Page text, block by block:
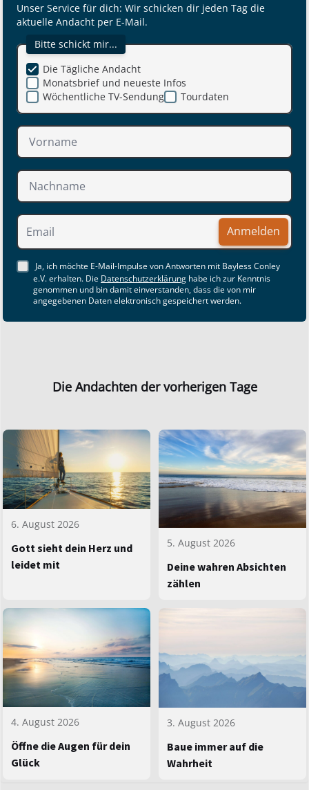
Unser Service für dich: Wir schicken dir jeden Tag die
aktuelle Andacht per E-Mail.
Bitte schickt mir...
Monatsbrief und neueste Infos
Die Tägliche Andacht
Wöchentliche TV-Sendung Tourdaten
Anmelden
Ja, ich möchte E-Mail-Impulse von Antworten mit Bayless Conley
e.V. erhalten. Die Datenschutzerklärung habe ich zur Kenntnis
genommen und bin damit einverstanden, dass die von mir
angegebenen Daten elektronisch gespeichert werden.
Die Andachten der vorherigen Tage
6. August 2026
Gott sieht dein Herz und
leidet mit
5. August 2026
Deine wahren Absichten
zählen
4. August 2026
Öffne die Augen für dein
Glück
3. August 2026
Baue immer auf die
Wahrheit